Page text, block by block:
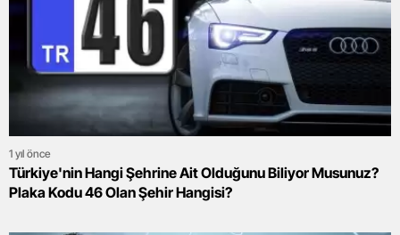
1 yıl önce
Türkiye'nin Hangi Şehrine Ait Olduğunu Biliyor Musunuz?
Plaka Kodu 46 Olan Şehir Hangisi?